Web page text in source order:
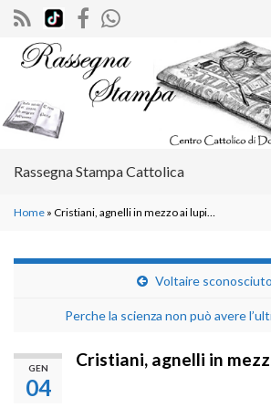
Search for:
Rassegna Stampa Cattolica
Home » Cristiani, agnelli in mezzo ai lupi…
Voltaire sconosciuto
Perche la scienza non può avere
GEN
04
Cristiani, agnelli in